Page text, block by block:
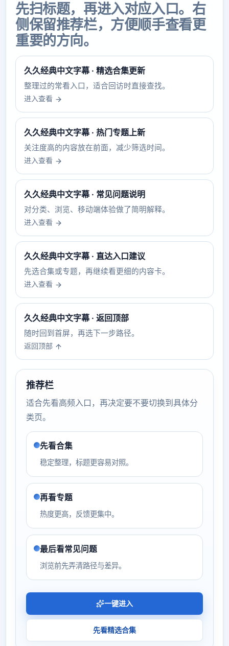
先扫标题，再进入对应入口。右
侧保留推荐栏，方便顺手查看更
重要的方向。
久久经典中文字幕 · 精选合集更新
整理过的常看入口，适合回访时直接查找。
进入查看
久久经典中文字幕 · 热门专题上新
关注度高的内容放在前面，减少筛选时间。
进入查看
久久经典中文字幕 · 常见问题说明
对分类、浏览、移动端体验做了简明解释。
进入查看
久久经典中文字幕 · 直达入口建议
先选合集或专题，再继续看更细的内容卡。
进入查看
久久经典中文字幕 · 返回顶部
随时回到首屏，再选下一步路径。
返回顶部
推荐栏
适合先看高频入口，再决定要不要切换到具体分
类页。
先看合集
稳定整理，标题更容易对照。
再看专题
热度更高，反馈更集中。
最后看常见问题
浏览前先弄清路径与差异。
一键进入
先看精选合集